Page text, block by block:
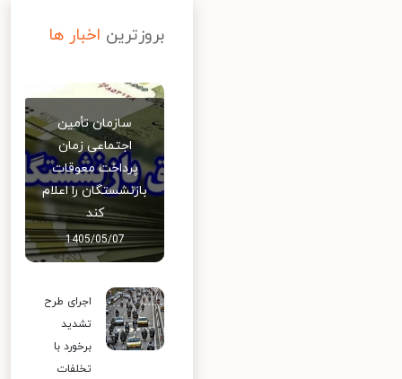
بروزترین اخبار ها
سازمان تأمین
اجتماعی زمان
پرداخت معوقات
بازنشستگان را اعلام
کند
1405/05/07
اجرای طرح
تشدید
برخورد با
تخلفات